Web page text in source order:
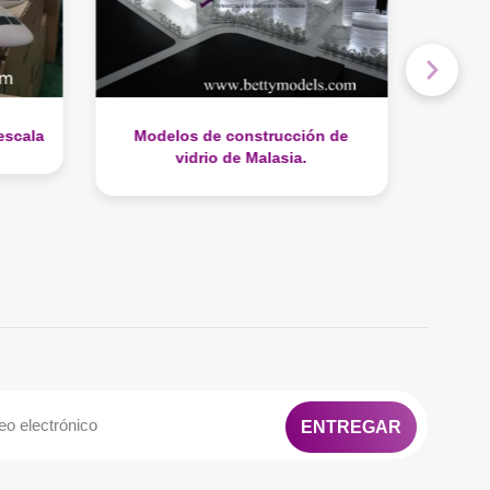
de Modelos de cruceros Columbus 2
ENTREGAR